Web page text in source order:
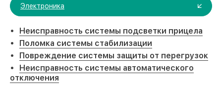
Электроника
Неисправность системы подсветки прицела
Поломка системы стабилизации
Повреждение системы защиты от перегрузок
Неисправность системы автоматического
отключения